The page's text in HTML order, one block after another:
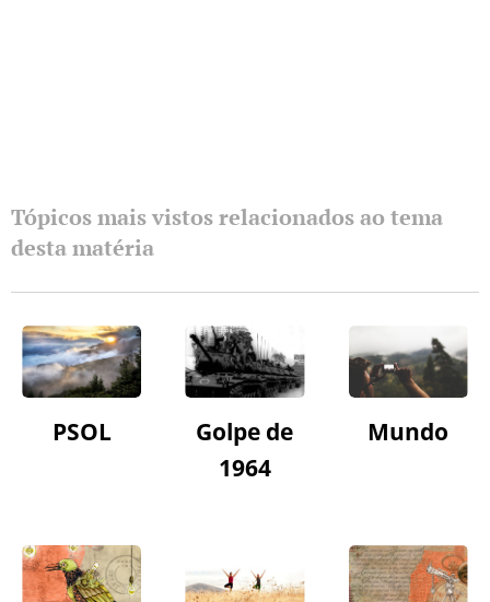
Tópicos mais vistos relacionados ao tema
desta matéria
PSOL
Golpe de
1964
Mundo